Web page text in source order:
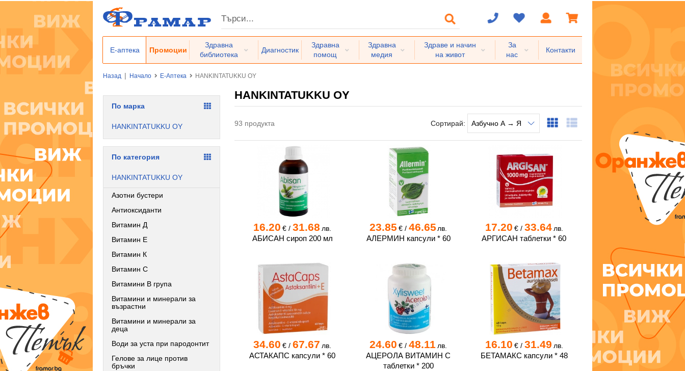
Е-аптека Промоции
Здравна
библиотека
Диагностик
Здравна
помощ
Здравна
медия
Здраве и начин
на живот
За
нас
Контакти
Назад | Начало Е-Аптека HANKINTATUKKU OY
HANKINTATUKKU OY
93 продукта Сортирай:
16.20 € /31.68 лв.
АБИСАН сироп 200 мл
23.85 €/ 46.65 лв.
АЛЕРМИН капсули * 60
17.20 €/ 33.64 лв.
АРГИСАН таблетки * 60
34.60 € /67.67 лв.
АСТАКАПС капсули * 60
24.60 € /48.11 лв.
АЦЕРОЛА ВИТАМИН С
таблетки * 200
16.10 €/ 31.49 лв.
БЕТАМАКС капсули * 48
По марка
HANKINTATUKKU OY
По категория
HANKINTATUKKU OY
Азотни бустери
Антиоксиданти
Витамин Д
Витамин Е
Витамин К
Витамин С
Витамини В група
Витамини и минерали за
възрастни
Витамини и минерали за
деца
Води за уста при пародонтит
Гелове за лице против
бръчки